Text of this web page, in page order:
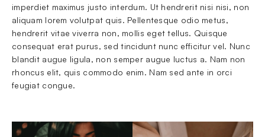
imperdiet maximus justo interdum. Ut hendrerit nisi nisi, non
aliquam lorem volutpat quis. Pellentesque odio metus,
hendrerit vitae viverra non, mollis eget tellus. Quisque
consequat erat purus, sed tincidunt nunc efficitur vel. Nunc
blandit augue ligula, non semper augue luctus a. Nam non
rhoncus elit, quis commodo enim. Nam sed ante in orci
feugiat congue.